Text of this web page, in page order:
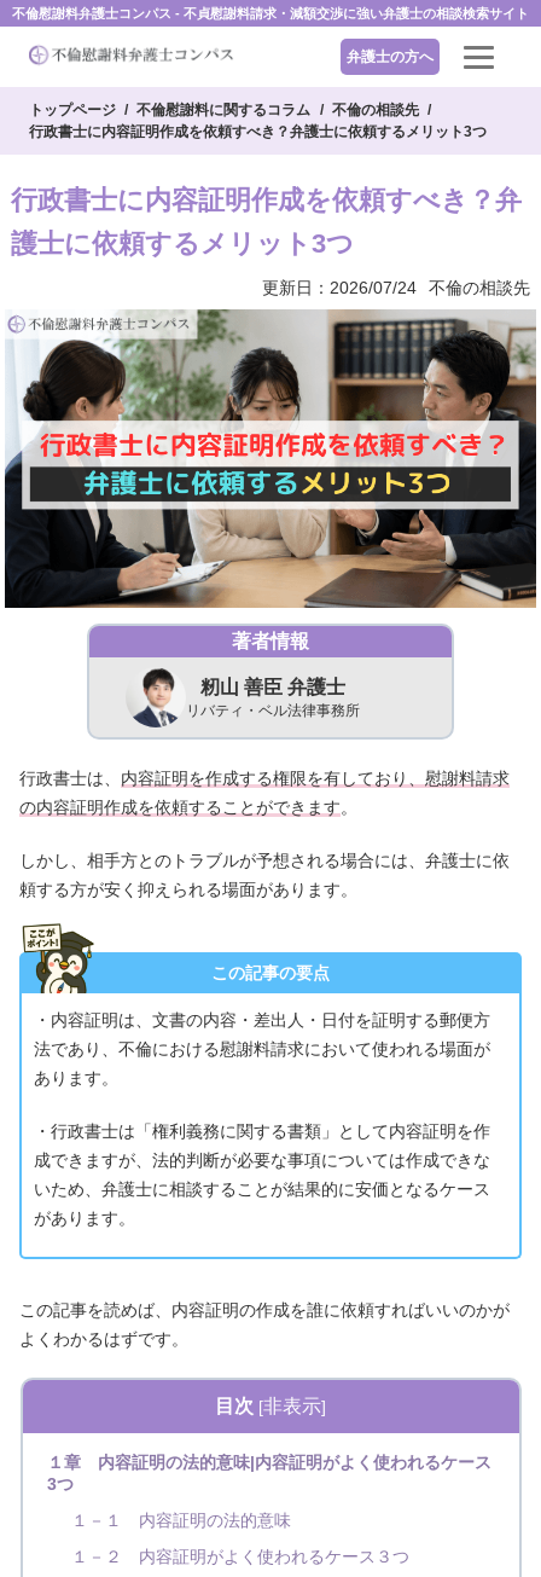
不倫慰謝料弁護士コンパス - 不貞慰謝料請求・減額交渉に強い弁護士の相談検索サイト
弁護士の方へ
トップページ 不倫慰謝料に関するコラム
不倫の相談先
行政書士に内容証明作成を依頼すべき？弁護士に依頼するメリット3つ
行政書士に内容証明作成を依頼すべき？弁
護士に依頼するメリット3つ
更新日：2026/07/24 不倫の相談先
著者情報
籾山 善臣 弁護士
リバティ・ベル法律事務所
行政書士は、 内容証明を作成する権限を有しており、慰謝料請求
の内容証明作成を依頼することができます。
しかし、相手方とのトラブルが予想される場合には、弁護士に依
頼する方が安く抑えられる場面があります。
この記事の要点
・内容証明は、文書の内容・差出人・日付を証明する郵便方
法であり、不倫における慰謝料請求において使われる場面が
あります。
・行政書士は「権利義務に関する書類」として内容証明を作
成できますが、法的判断が必要な事項については作成できな
いため、弁護士に相談することが結果的に安価となるケース
があります。
この記事を読めば、内容証明の作成を誰に依頼すればいいのかが
よくわかるはずです。
目次 [非表示]
１章 内容証明の法的意味|内容証明がよく使われるケース
3つ
１－１ 内容証明の法的意味
１－２ 内容証明がよく使われるケース３つ